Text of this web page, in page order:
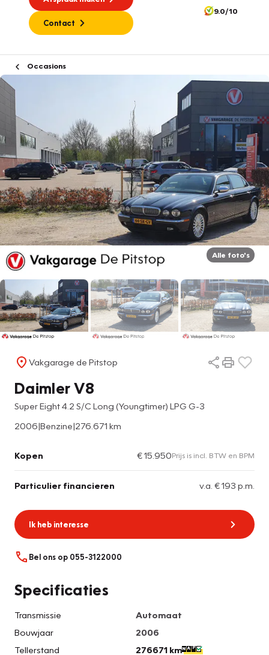
Contact
9.0/10
Occasions
Alle foto's
Vakgarage de Pitstop
Daimler V8
Super Eight 4.2 S/C Long (Youngtimer) LPG G-3
2006|Benzine|276.671 km
Kopen € 15.950Prijs is incl. BTW en BPM
Particulier financieren v.a. € 193 p.m.
Ik heb interesse
Bel ons op 055-3122000
Specificaties
Transmissie
Automaat
Bouwjaar
2006
Tellerstand
276671 km